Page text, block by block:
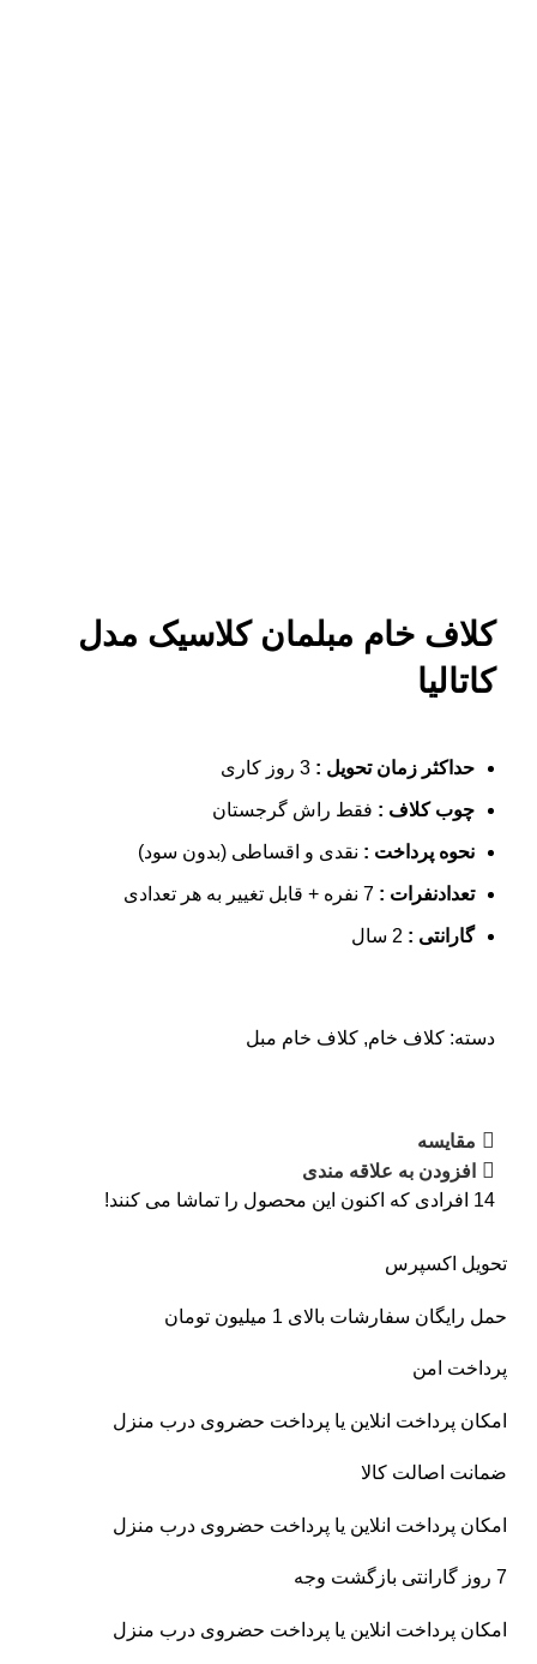
کلاف خام مبلمان کلاسیک مدل
کاتالیا
حداکثر زمان تحویل :
چوب کلاف : فقط راش گرجستان
نحوه پرداخت : نقدی و اقساطی (بدون سود)
تعدادنفرات :
گارانتی :
دسته: کلاف خام, کلاف خام مبل
مقايسه
افزودن به علاقه مندی
14 افرادی که اکنون این محصول را تماشا می کنند!
تحویل اکسپرس
حمل رایگان سفارشات بالای 1 میلیون تومان
پرداخت امن
امکان پرداخت انلاین یا پرداخت حضروی درب منزل
ضمانت اصالت کالا
امکان پرداخت انلاین یا پرداخت حضروی درب منزل
7 روز گارانتی بازگشت وجه
امکان پرداخت انلاین یا پرداخت حضروی درب منزل